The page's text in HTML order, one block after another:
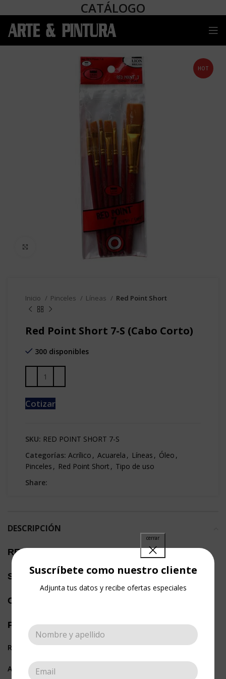
Suscríbete como nuestro cliente
Adjunta tus datos y recibe ofertas especiales
CATÁLOGO
HOT
Inicio Pinceles Líneas Red Point Short
Red Point Short 7-S (Cabo Corto)
300 disponibles
Cotizar
SKU: RED POINT SHORT 7-S
Categorías: Acrílico , Acuarela , Líneas , Óleo ,
Pinceles , Red Point Short , Tipo de uso
Share:
DESCRIPCIÓN
RED POINT SHORT
SET DE PINCELES MIXTOS
Contenido:
Plano: 3/4, 6, 2
Redondo: 2/0, 1
Angular: 1/4